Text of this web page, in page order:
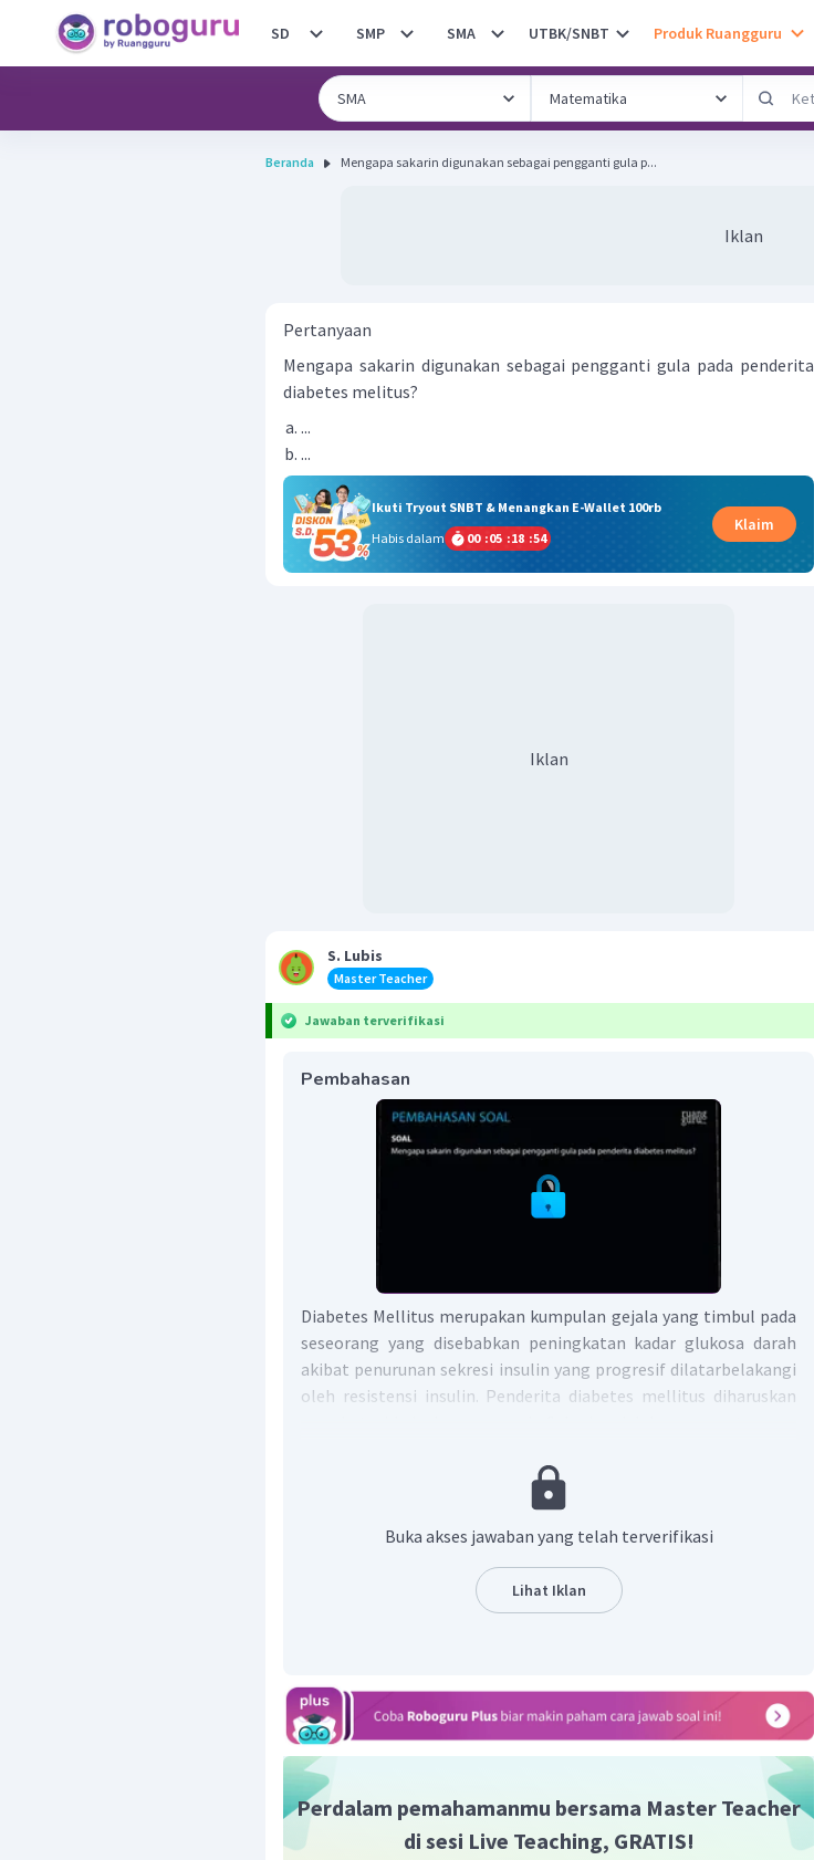
SD SMP SMA UTBK/SNBT Produk Ruangguru
Beranda Mengapa sakarin digunakan sebagai pengganti gula p...
Iklan
Pertanyaan
Mengapa sakarin digunakan sebagai pengganti gula pada penderita
diabetes melitus?
...
...
Ikuti Tryout SNBT & Menangkan E-Wallet 100rb
Habis dalam
00 :05 :18 :54
Klaim
Iklan
S. Lubis
Master Teacher
Jawaban terverifikasi
Pembahasan
Diabetes Mellitus merupakan kumpulan gejala yang timbul pada
seseorang yang disebabkan peningkatan kadar glukosa darah
akibat penurunan sekresi insulin yang progresif dilatarbelakangi
oleh resistensi insulin. Penderita diabetes mellitus diharuskan
sakarin 500 kali dari rasa manis gula tebu dan dikenal sebagai
pemanis buatan bebas kalori. Selain itu, sakarin juga memiliki
rasa manis yang lebih tahan lama dibandingkan dengan
Buka akses jawaban yang telah terverifikasi
Lihat Iklan
Perdalam pemahamanmu bersama Master Teacher
di sesi Live Teaching, GRATIS!